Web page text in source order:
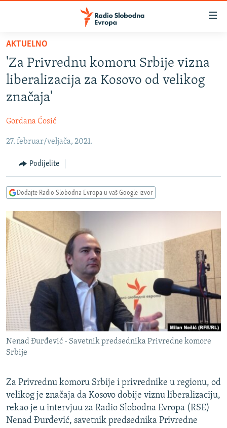
Pređite
glavni
sadržaj
na
glavnu
Pređite
pretragu
BOSNA I HERCEGOVINA
SRBIJA
KOSOVO
CRNA GORA
VIZUELNO
VIDEO
INFOGRAFIKE
PODCASTI
KINA NA BALKANU
RSE PRIČE IZ SVIJETA
ISPRIČAJ MI
DNEVNO@RSE
SPECIJALI RSE
VIŠE OD NASLOVA
GENOCID U SREBRENICI
POPLAVE I KLIZIŠTA U BIH 2024.
TV LIBERTY
MOJA EVROPA
TRI DECENIJE OD RATA U BIH
SVE KARTE DEJTONA
PRATITE NAS
Sve RFE/RL stranice
AKTUELNO
'Za Privrednu komoru Srbije vizna
liberalizacija za Kosovo od velikog
značaja'
Gordana Ćosić
27. februar/veljača, 2021.
Podijelite
Dodajte Radio Slobodna Evropa u vaš Google izvor
Nenad Đurđević - Savetnik predsednika Privredne komore
Srbije
Za Privrednu komoru Srbije i privrednike u regionu, od
velikog je značaja da Kosovo dobije viznu liberalizaciju,
rekao je u intervjuu za Radio Slobodna Evropa (RSE)
Nenad Đurđević, savetnik predsednika Privredne